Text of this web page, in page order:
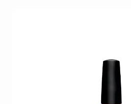
zonnig geel (kanariegeel) dat
“summer nails” look geeft.
zomerlooks 2026,
color sets. Uitharden onder UV/